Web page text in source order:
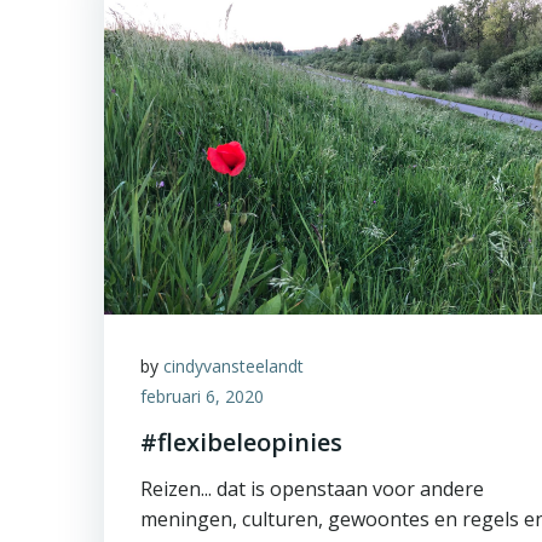
by cindyvansteelandt
februari 6, 2020
#flexibeleopinies
Reizen... dat is openstaan voor andere
meningen, culturen, gewoontes en regels